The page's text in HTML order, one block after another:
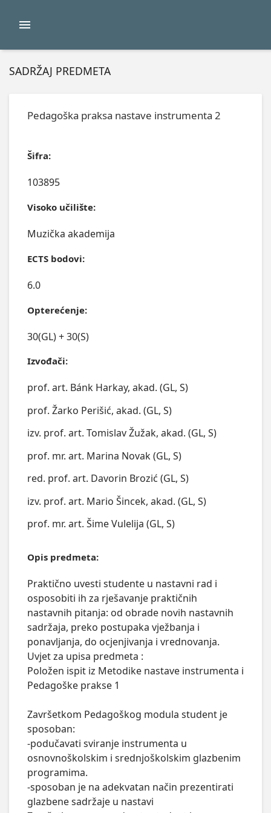
SADRŽAJ PREDMETA
Pedagoška praksa nastave instrumenta 2
Šifra:
103895
Visoko učilište:
Muzička akademija
ECTS bodovi:
6.0
Opterećenje:
30(GL) + 30(S)
Izvođači:
prof. art. Bánk Harkay, akad. (GL, S)
prof. Žarko Perišić, akad. (GL, S)
izv. prof. art. Tomislav Žužak, akad. (GL, S)
prof. mr. art. Marina Novak (GL, S)
red. prof. art. Davorin Brozić (GL, S)
izv. prof. art. Mario Šincek, akad. (GL, S)
prof. mr. art. Šime Vulelija (GL, S)
Opis predmeta:
Praktično uvesti studente u nastavni rad i
osposobiti ih za rješavanje praktičnih
nastavnih pitanja: od obrade novih nastavnih
sadržaja, preko postupaka vježbanja i
ponavljanja, do ocjenjivanja i vrednovanja.
Uvjet za upisa predmeta :
Položen ispit iz Metodike nastave instrumenta i
Pedagoške prakse 1
Završetkom Pedagoškog modula student je
sposoban:
-podučavati sviranje instrumenta u
osnovnoškolskim i srednjoškolskim glazbenim
programima.
-sposoban je na adekvatan način prezentirati
glazbene sadržaje u nastavi